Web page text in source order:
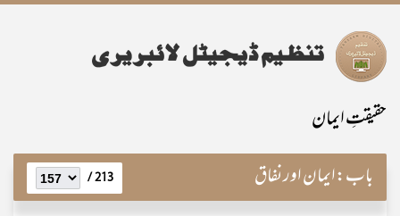
حقیقتِ ایمان
باب:ایمان اور نفاق 213 /